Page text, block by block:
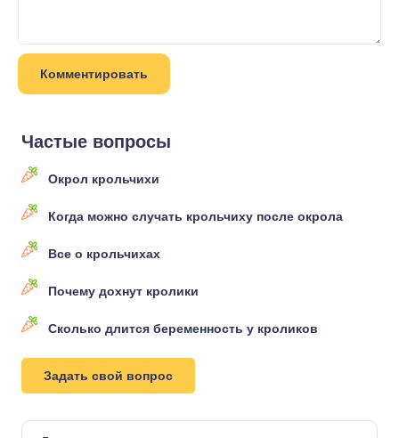
Частые вопросы
Окрол крольчихи
Когда можно случать крольчиху после окрола
Все о крольчихах
Почему дохнут кролики
Сколько длится беременность у кроликов
Задать свой вопрос